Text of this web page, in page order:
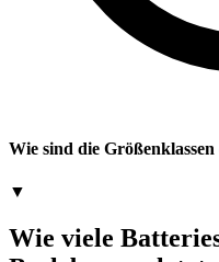
Wie sind die
▼
Wie viele